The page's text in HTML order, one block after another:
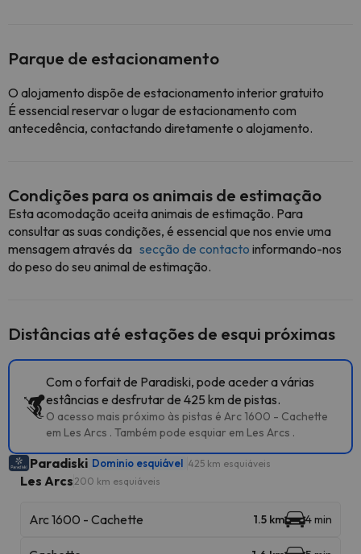
Parque de estacionamento
O alojamento dispõe de estacionamento interior gratuito
É essencial reservar o lugar de estacionamento com
antecedência, contactando diretamente o alojamento.
Condições para os animais de estimação
Esta acomodação aceita animais de estimação. Para
consultar as suas condições, é essencial que nos envie uma
mensagem através da secção de contacto informando-nos
do peso do seu animal de estimação.
Distâncias até estações de esqui próximas
Com o forfait de Paradiski, pode aceder a várias
estâncias e desfrutar de 425 km de pistas.
O acesso mais próximo às pistas é Arc 1600 - Cachette
em Les Arcs . Também pode esquiar em Les Arcs .
Paradiski Dominio esquiável 425 km esquiáveis
Les Arcs 200 km esquiáveis
Arc 1600 - Cachette 1.5 km 4 min